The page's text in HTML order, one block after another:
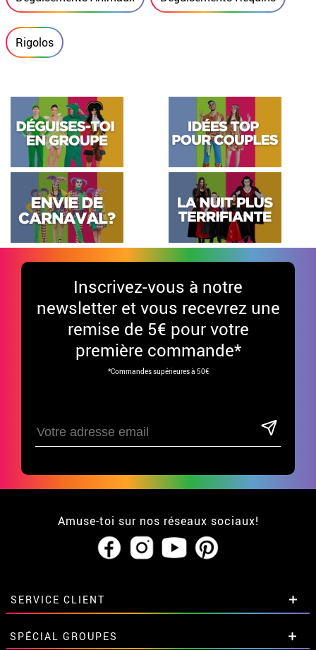
Rigolos
Inscrivez-vous à notre
newsletter et vous recevrez une
remise de 5€ pour votre
première commande*
*Commandes supérieures à 50€
Amuse-toi sur nos réseaux sociaux!
SERVICE CLIENT
• Qui sommes-nous?
SPÉCIAL GROUPES